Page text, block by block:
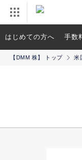
はじめての方へ 手数
【DMM 株】 トップ 米